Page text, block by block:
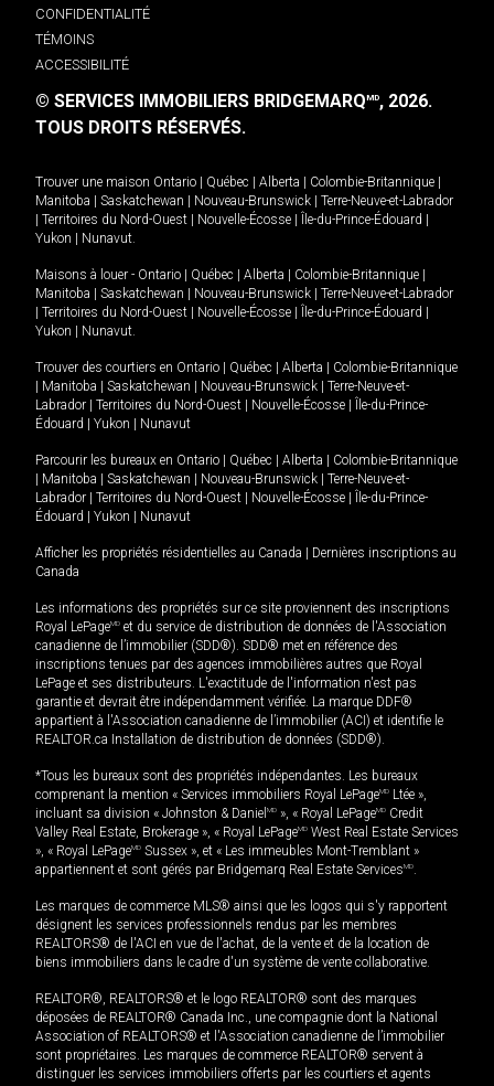
CONFIDENTIALITÉ
TÉMOINS
ACCESSIBILITÉ
© SERVICES IMMOBILIERS BRIDGEMARQMD, 2026.
TOUS DROITS RÉSERVÉS.
Trouver une maison Ontario Québec Alberta Colombie-Britannique
Manitoba
Saskatchewan Nouveau-Brunswick
Terre-Neuve-et-Labrador
Territoires du Nord-Ouest Nouvelle-Écosse Île-du-Prince-Édouard
Yukon
Nunavut.
Maisons à louer - Ontario Québec Alberta Colombie-Britannique
Manitoba
Saskatchewan Nouveau-Brunswick
Terre-Neuve-et-Labrador
Territoires du Nord-Ouest Nouvelle-Écosse Île-du-Prince-Édouard
Yukon
Nunavut.
Trouver des courtiers en Ontario Québec Alberta
Colombie-Britannique
Manitoba Saskatchewan Nouveau-Brunswick
Terre-Neuve-et-
Labrador
Territoires du Nord-Ouest Nouvelle-Écosse
Île-du-Prince-
Édouard
Yukon Nunavut
Parcourir les bureaux en Ontario Québec Alberta
Colombie-Britannique
Manitoba Saskatchewan Nouveau-Brunswick
Terre-Neuve-et-
Labrador
Territoires du Nord-Ouest Nouvelle-Écosse
Île-du-Prince-
Édouard
Yukon Nunavut
Afficher les propriétés résidentielles au Canada
Dernières inscriptions au
Canada
Les informations des propriétés sur ce site proviennent des inscriptions
Royal LePageMD et du service de distribution de données de l'Association
canadienne de l’immobilier (SDD®). SDD® met en référence des
inscriptions tenues par des agences immobilières autres que Royal
LePage et ses distributeurs. L'exactitude de l'information n'est pas
garantie et devrait être indépendamment vérifiée. La marque DDF®
appartient à l'Association canadienne de l’immobilier (ACI) et identifie le
REALTOR.ca Installation de distribution de données (SDD®).
*Tous les bureaux sont des propriétés indépendantes. Les bureaux
comprenant la mention « Services immobiliers Royal LePageMD Ltée »,
incluant sa division « Johnston & Daniel MD », « Royal LePageMD Credit
Valley Real Estate, Brokerage », « Royal LePageMD West Real Estate Services
», « Royal LePageMD Sussex », et « Les immeubles Mont-Tremblant »
appartiennent et sont gérés par Bridgemarq Real Estate ServicesMD.
Les marques de commerce MLS® ainsi que les logos qui s'y rapportent
désignent les services professionnels rendus par les membres
REALTORS® de l'ACI en vue de l'achat, de la vente et de la location de
biens immobiliers dans le cadre d'un système de vente collaborative.
REALTOR®, REALTORS® et le logo REALTOR® sont des marques
déposées de REALTOR® Canada Inc., une compagnie dont la National
Association of REALTORS® et l'Association canadienne de l’immobilier
sont propriétaires. Les marques de commerce REALTOR® servent à
distinguer les services immobiliers offerts par les courtiers et agents